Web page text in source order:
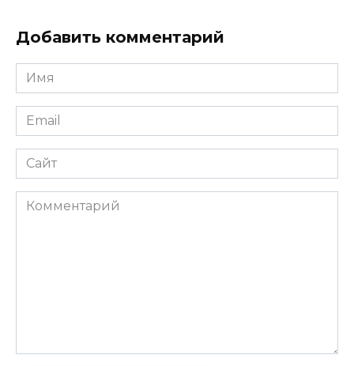
Добавить комментарий
Имя
*
Email
*
Сайт
Комментарий